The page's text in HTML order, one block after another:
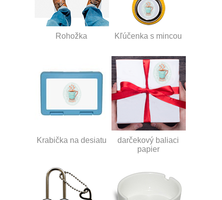
Rohožka Kľúčenka s mincou
Krabička na desiatu
darčekový baliaci
papier